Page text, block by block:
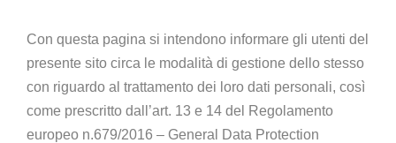
Con questa pagina si intendono informare gli utenti del
presente sito circa le modalità di gestione dello stesso
con riguardo al trattamento dei loro dati personali, così
come prescritto dall’art. 13 e 14 del Regolamento
europeo n.679/2016 – General Data Protection